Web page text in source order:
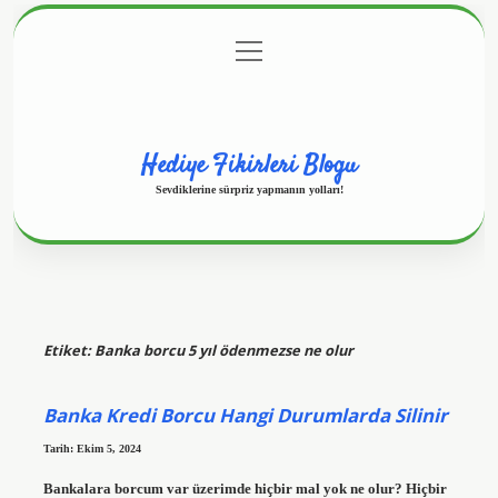
Gizlilik Politikası
menüyü
aç
Hediye Fikirleri Blogu
Sevdiklerine sürpriz yapmanın yolları!
Etiket:Banka borcu 5 yıl ödenmezse ne olur
Banka Kredi Borcu Hangi Durumlarda Silinir
Tarih: Ekim 5, 2024
Bankalara borcum var üzerimde hiçbir mal yok ne olur? Hiçbir